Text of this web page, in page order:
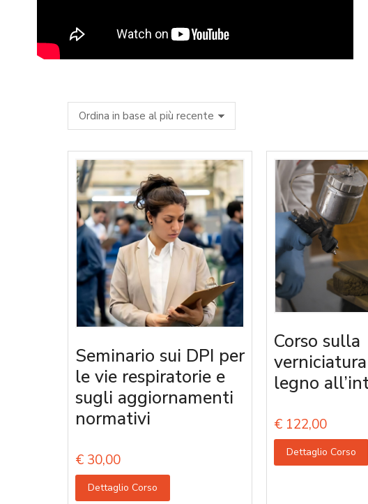
Seminario sui DPI per
le vie respiratorie e
sugli aggiornamenti
normativi
€ 30,00
Dettaglio Corso
Corso sulla
legno
€ 122,00
Dettaglio Corso